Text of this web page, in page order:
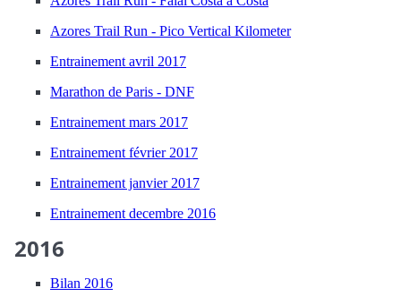
Azores Trail Run - Pico Vertical Kilometer
Entrainement avril 2017
Marathon de Paris - DNF
Entrainement mars 2017
Entrainement février 2017
Entrainement janvier 2017
Entrainement decembre 2016
2016
Bilan 2016